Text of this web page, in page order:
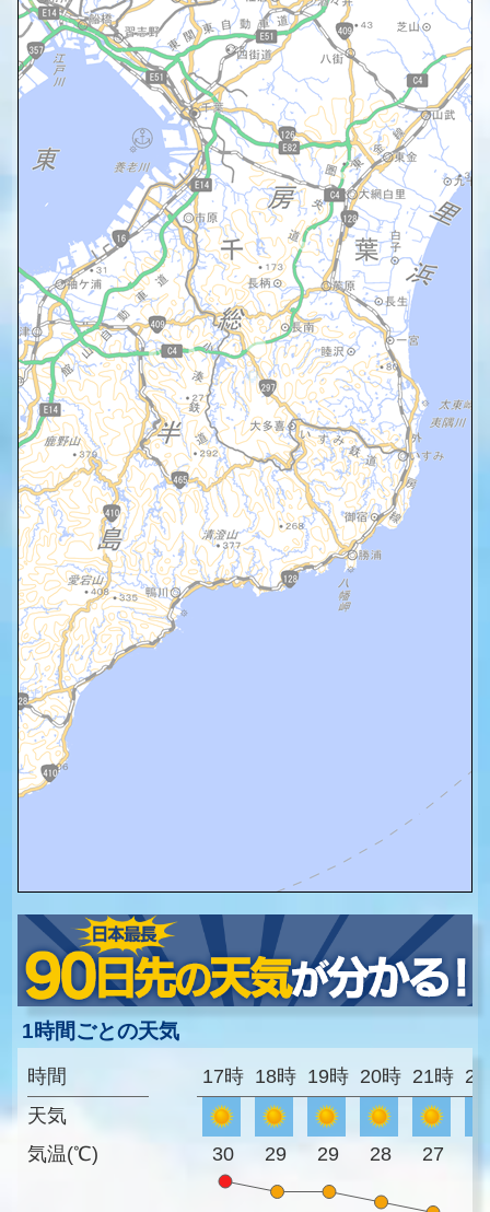
1時間ごとの天気
時間
天気
気温(℃)
17時 18時 19時 20時 21時
30 29 29 28 27